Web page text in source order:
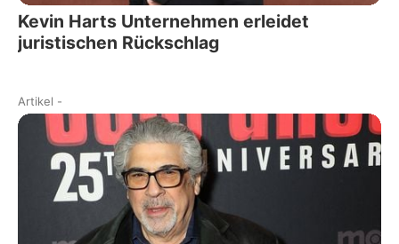
Kevin Harts Unternehmen erleidet
juristischen Rückschlag
Artikel -